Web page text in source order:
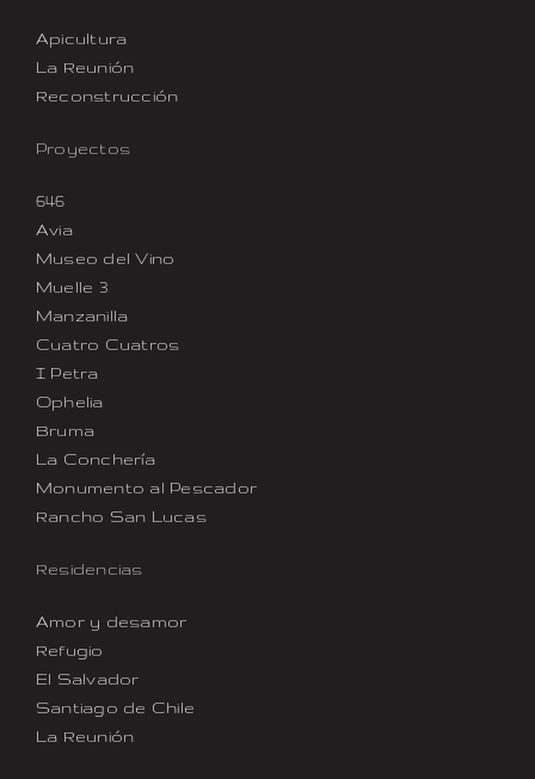
Apicultura
La Reunión
Reconstrucción
Proyectos
646
Avia
Museo del Vino
Muelle 3
Manzanilla
Cuatro Cuatros
I Petra
Ophelia
Bruma
La Conchería
Monumento al Pescador
Rancho San Lucas
Residencias
Amor y desamor
Refugio
El Salvador
Santiago de Chile
La Reunión